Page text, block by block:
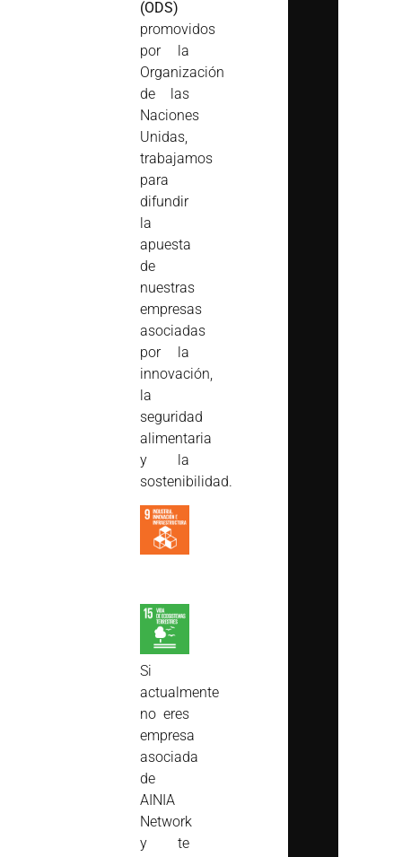
(ODS)
promovidos
por la
Organización
de las
Naciones
Unidas,
trabajamos
para
difundir
la
apuesta
de
nuestras
empresas
asociadas
por la
innovación,
la
seguridad
alimentaria
y la
sostenibilidad.
Si
actualmente
no eres
empresa
asociada
de
AINIA
Network
y te